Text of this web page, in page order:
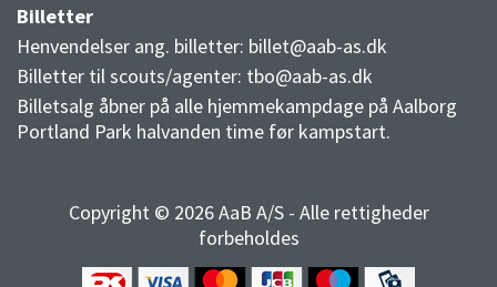
Billetter
Henvendelser ang. billetter: billet@aab-as.dk
Billetter til scouts/agenter: tbo@aab-as.dk
Billetsalg åbner på alle hjemmekampdage på Aalborg
Portland Park halvanden time før kampstart.
Copyright © 2026 AaB A/S - Alle rettigheder
forbeholdes